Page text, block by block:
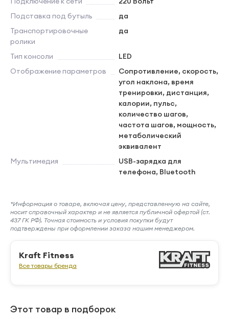
Подставка под бутыль
да
Транспортировочные
ролики
да
Тип консоли
LED
Отображение параметров
Сопротивление, скорость,
угол наклона, время
тренировки, дистанция,
калории, пульс,
количество шагов,
частота шагов, мощность,
метаболический
эквивалент
Мультимедия
USB-зарядка для
телефона, Bluetooth
*Информация о товаре, включая цену, представленную на сайте,
носит справочный характер и не является публичной офертой (ст.
437 ГК РФ). Точная стоимость и условия покупки будут
подтверждены при оформлении заказа нашим менеджером.
Kraft Fitness
Все товары бренда
Этот товар в подборок